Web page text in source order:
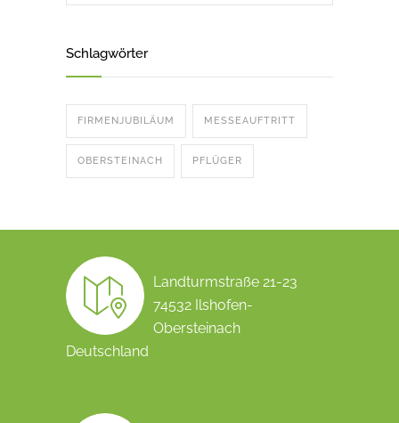
Schlagwörter
FIRMENJUBILÄUM MESSEAUFTRITT
OBERSTEINACH PFLÜGER
Landturmstraße 21-23
74532 Ilshofen-
Obersteinach
Deutschland